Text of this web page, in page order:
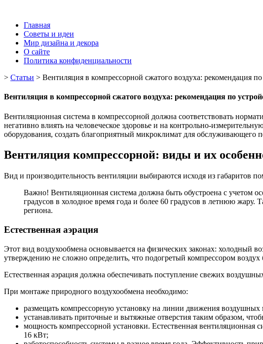
Главная
Советы и идеи
Мир дизайна и декора
О сайте
Политика конфиденциальности
> Статьи > Вентиляция в компрессорной сжатого воздуха: рекомендация по
Вентиляция в компрессорной сжатого воздуха: рекомендация по
Вентиляционная система в компрессорной должна соответствовать
негативно влиять на человеческое здоровье и на контрольно-
оборудования, создать благоприятный микроклимат для обслуживающего
Вентиляция компрессорной: виды и их
Вид и производительность вентиляции выбираются исходя из габаритов
Важно! Вентиляционная система должна быть обустроена с учетом
градусов в холодное время года и более 60 градусов в летнюю жару.
региона.
Естественная аэрация
Этот вид воздухообмена основывается на физических законах: холодный
утверждению не сложно определить, что подогретый компрессором воздух
Естественная аэрация должна обеспечивать поступление свежих
При монтаже природного воздухообмена необходимо:
размещать компрессорную установку на линии движения
устанавливать приточные и вытяжные отверстия таким образом,
мощность компрессорной установки. Естественная
16 кВт;